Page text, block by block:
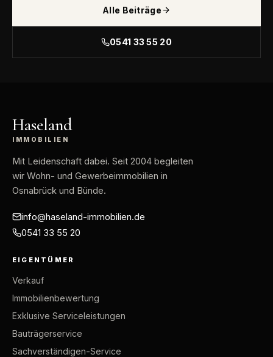
Alle Beiträge
0541 33 55 20
Haseland
IMMOBILIEN
Mit Leidenschaft dabei. Seit 2004 begleiten
wir Wohn- und Gewerbeimmobilien in
Osnabrück und Bünde.
info@haseland-immobilien.de
0541 33 55 20
EIGENTÜMER
Verkauf
Immobilienbewertung
Exklusive Serviceleistungen
Bauträgerservice
Sachverständigen-Service